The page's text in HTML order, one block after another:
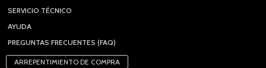
SERVICIO TÉCNICO
AYUDA
PREGUNTAS FRECUENTES (FAQ)
ARREPENTIMIENTO DE COMPRA